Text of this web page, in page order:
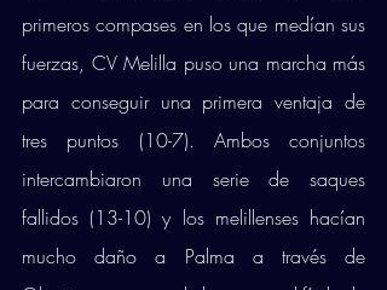
primeros compases en los que medían sus
fuerzas, CV Melilla puso una marcha más
para conseguir una primera ventaja de
tres puntos (10-7). Ambos conjuntos
intercambiaron una serie de saques
fallidos (13-10) y los melillenses hacían
mucho daño a Palma a través de